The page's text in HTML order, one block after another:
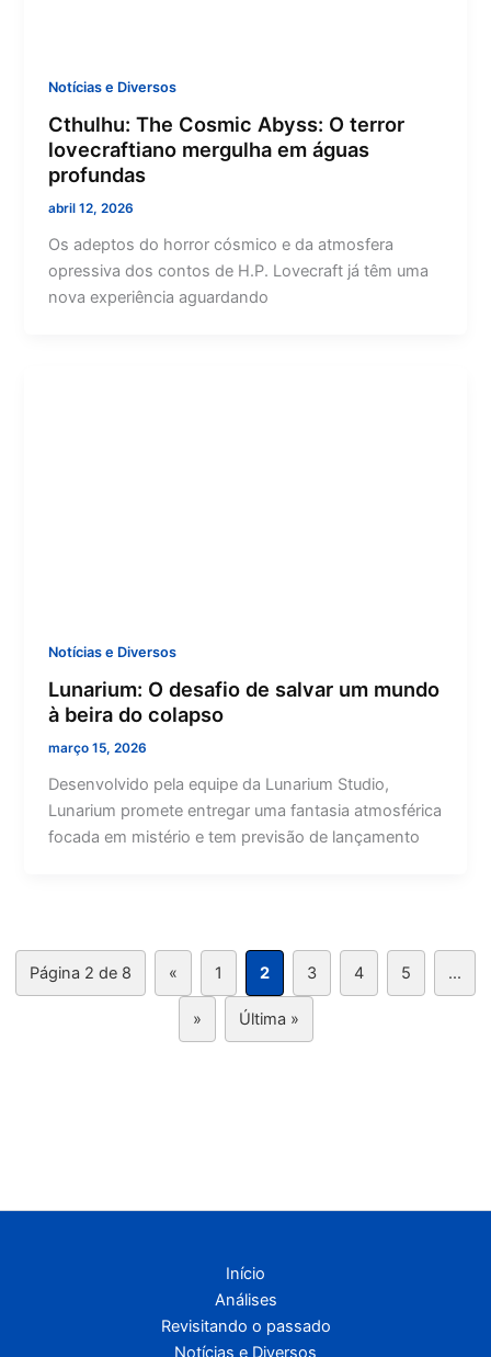
Notícias e Diversos
Cthulhu: The Cosmic Abyss: O terror
lovecraftiano mergulha em águas
profundas
abril 12, 2026
Os adeptos do horror cósmico e da atmosfera
opressiva dos contos de H.P. Lovecraft já têm uma
nova experiência aguardando
Notícias e Diversos
Lunarium: O desafio de salvar um mundo
à beira do colapso
março 15, 2026
Desenvolvido pela equipe da Lunarium Studio,
Lunarium promete entregar uma fantasia atmosférica
focada em mistério e tem previsão de lançamento
Página 2 de 8 « 1 2 3 4 5 ...
» Última »
Início
Análises
Revisitando o passado
Notícias e Diversos